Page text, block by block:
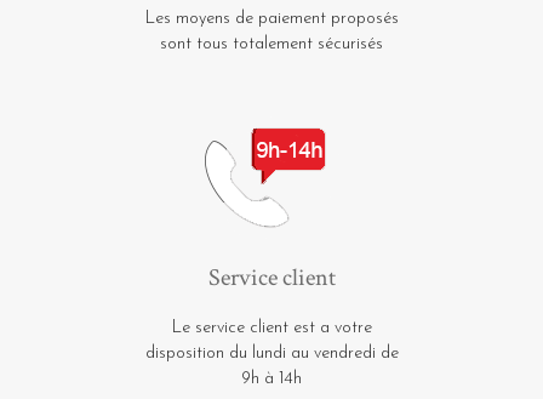
Les moyens de paiement proposés
sont tous totalement sécurisés
Service client
Le service client est a votre
disposition du lundi au vendredi de
9h à 14h